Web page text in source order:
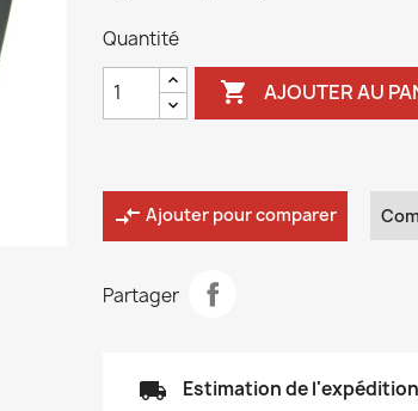
Quantité
 AJOUTER AU
compare_arrows Ajouter pour comparer
Partager
local_shipping Estimation de l'expédition